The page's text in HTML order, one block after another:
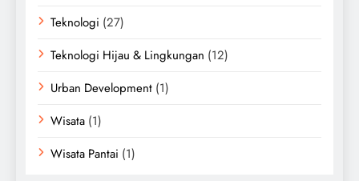
Teknologi (27)
Teknologi Hijau & Lingkungan (12)
Urban Development (1)
Wisata (1)
Wisata Pantai (1)